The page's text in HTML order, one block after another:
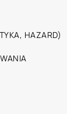
HAZARD)